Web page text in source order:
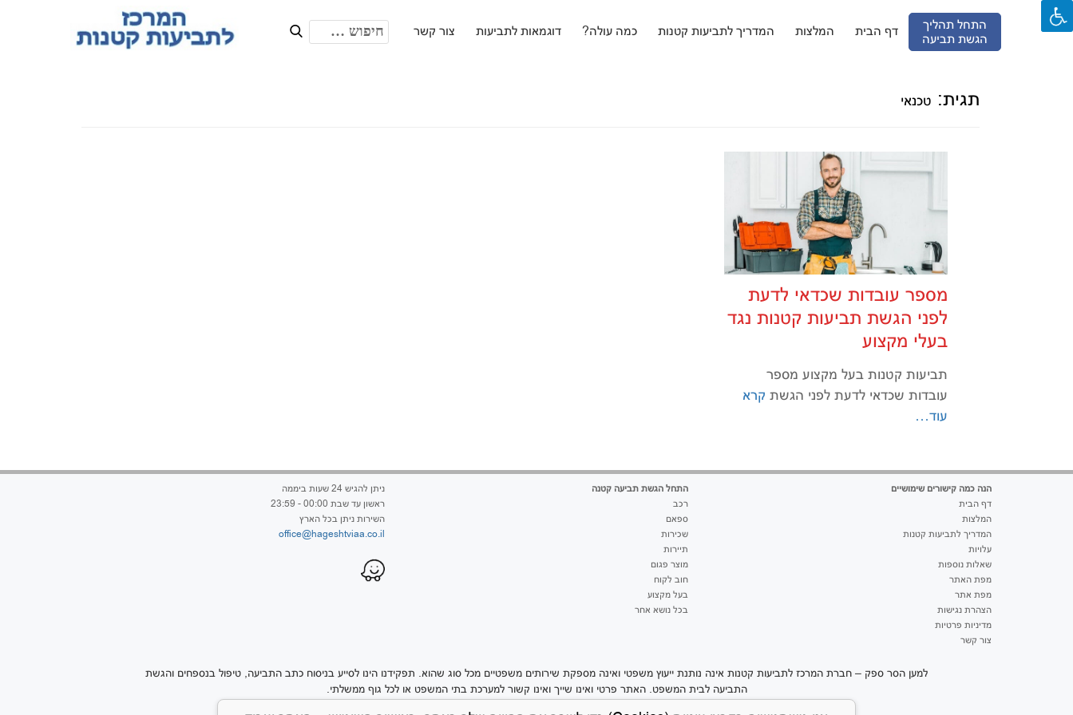
התחל תהליך
הגשת תביעה דף הבית המלצות המדריך לתביעות קטנות כמה עולה? דוגמאות לתביעות צור קשר חיפוש:
תגית: טכנאי
מספר עובדות שכדאי לדעת
לפני הגשת תביעות קטנות נגד
בעלי מקצוע
תביעות קטנות בעל מקצוע מספר
עובדות שכדאי לדעת לפני הגשת קרא
עוד…
הנה כמה קישורים שימושיים
דף הבית
המלצות
המדריך לתביעות קטנות
עלויות
שאלות נוספות
מפת האתר
מפת אתר
הצהרת נגישות
מדיניות פרטיות
צור קשר
התחל הגשת תביעה קטנה
רכב
ספאם
שכירות
תיירות
מוצר פגום
חוב לקוח
בעל מקצוע
בכל נושא אחר
ניתן להגיש 24 שעות ביממה
ראשון עד שבת 00:00 - 23:59
השירות ניתן בכל הארץ
office@hageshtviaa.co.il
למען הסר ספק – חברת המרכז לתביעות קטנות אינה נותנת ייעוץ משפטי ואינה מספקת שירותים משפטיים מכל סוג שהוא. תפקידנו הינו לסייע בניסוח כתב התביעה, טיפול בנספחים והגשת
התביעה לבית המשפט. האתר פרטי ואינו שייך ואינו קשור למערכת בתי המשפט או לכל גוף ממשלתי.